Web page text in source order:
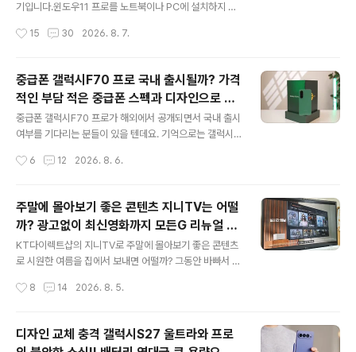
실버 네 가지 색상 중에서 선택할 수 있으며 세라믹 모델은
비교하기 전에 디자인이 마음에 들었다면 단점이 안 보일
기입니다.윈도우11 프로를 노트북이나 PC에 설치하지 않
매할 수 있기 때문에 찾는 분들이 적지 않은데요. 윈도우11
니 요즘 같이 경기가 좋지 않을 때는 괜찮겠죠. vip-scdk
eys에서 윈도우11 프로를 저렴하게 구매할 수 있어 과정
을 소개할까 합니다. 프리도스 노트북을 조회해 보면 LG전
자, 레노버, 에이수스, HP 등 판매처가 다양해 쉽게 찾을 수
있습니다. 아직은 반도체 호황으로 영향을 받지 않은 모델
카데미 버전으로 저렴하게 구매할 수 있지만 온라인과 가
15 30 2026. 8. 7.
중급폰 갤럭시F70 프로 국내 출시될까? 가격
적인 부담 적은 중급폰 스펙과 디자인으로 갤
럭시A55 리브랜딩 어때!!
중급폰 갤럭시F70 프로가 해외에서 공개되면서 국내 출시
여부를 기다리는 분들이 있을 텐데요. 기억으로는 갤럭시A
시A2x, 갤럭시A3x 그리고 갤럭시A5x 등으로만 출시가
공개된 갤럭시F70 프로는 특정 국가에서만 출시되는 라인
업으로 분류되고 있습니다. 따라서 국내에서 갤럭시F70
프로의 스펙과 디자인으로 출시가 된다면 아마도 갤럭시A
55 또는 갤럭시A56 정도로 리브랜딩이 되어 출시되지 않
을까 싶습니다. 요즘에는 반도체 호황으로 새 폰을 구매하
리는 분들이 늘지 않았을까 싶네요. 갤럭시F70 프로 디자
6 12 2026. 8. 6.
주말에 몰아보기 좋은 콘텐츠 지니TV는 어떨
까? 광고없이 최신영화까지 모든G 리뉴얼 출
시했다고(feat.KT다이렉트샵)
KT다이렉트샵의 지니TV로 주말에 몰아보기 좋은 콘텐츠
로 시원한 여름을 집에서 보내면 어떨까? 그동안 바빠서 놓
는 시간들이 아마 많은 분들에게 주말이나 휴가시즌에 ‘소
만 언젠가부터 이 소소한 휴식에 작고 소소한 스트레스들
이 따라붙기 시작했습니다. “이 드라마는 A OTT에 있고,
8 14 2026. 8. 5.
디자인 교체 충격 갤럭시S27 울트라와 프로